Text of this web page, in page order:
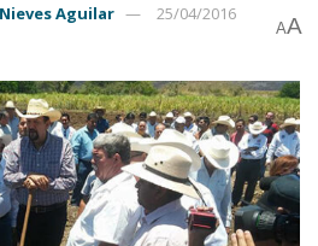
Aguilar
25/04/2016
AA